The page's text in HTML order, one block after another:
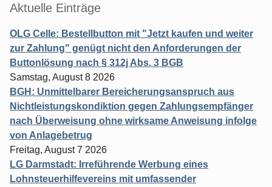
Aktuelle Einträge
OLG Celle: Bestellbutton mit "Jetzt kaufen und weiter
zur Zahlung" genügt nicht den Anforderungen der
Buttonlösung nach § 312j Abs. 3 BGB
Samstag, August 8 2026
BGH: Unmittelbarer Bereicherungsanspruch aus
Nichtleistungskondiktion gegen Zahlungsempfänger
nach Überweisung ohne wirksame Anweisung infolge
von Anlagebetrug
Freitag, August 7 2026
LG Darmstadt: Irreführende Werbung eines
Lohnsteuerhilfevereins mit umfassender